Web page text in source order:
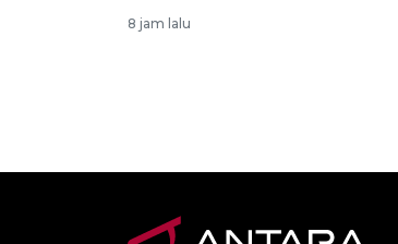
8 jam lalu